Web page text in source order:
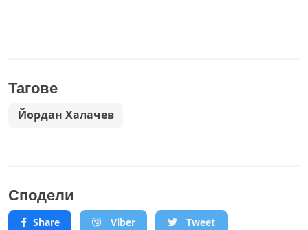
Тагове
Йордан Халачев
Сподели
Share Viber
Tweet